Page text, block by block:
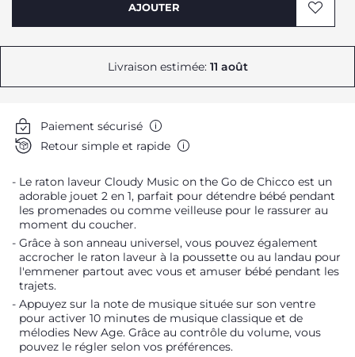
AJOUTER
Livraison estimée: 11 août
Paiement sécurisé
Retour simple et rapide
Le raton laveur Cloudy Music on the Go de Chicco est un
adorable jouet 2 en 1, parfait pour détendre bébé pendant
les promenades ou comme veilleuse pour le rassurer au
moment du coucher.
Grâce à son anneau universel, vous pouvez également
accrocher le raton laveur à la poussette ou au landau pour
l'emmener partout avec vous et amuser bébé pendant les
trajets.
Appuyez sur la note de musique située sur son ventre
pour activer 10 minutes de musique classique et de
mélodies New Age. Grâce au contrôle du volume, vous
pouvez le régler selon vos préférences.